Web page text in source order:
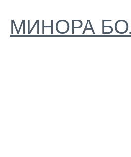
МИНОРА